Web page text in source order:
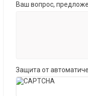
Ваш вопрос,
Защита от